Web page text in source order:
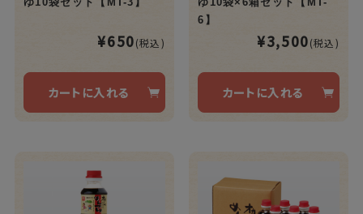
¥650(税込)
カートに入れる
6】
¥3,500(税込)
カートに入れる